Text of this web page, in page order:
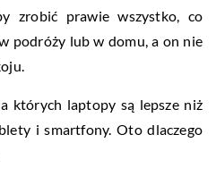
zrobić prawie wszystko, co
podróży lub w domu, a on nie
których laptopy są lepsze niż
i smartfony. Oto dlaczego